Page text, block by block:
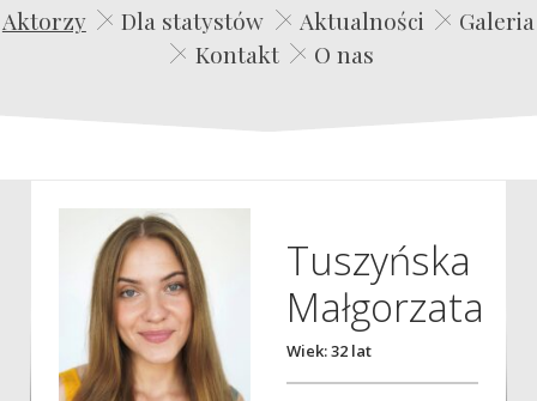
Edwin Film Agencja Aktorska
Aktorzy Dla statystów Aktualności
Galeria
Kontakt
O nas
Tuszyńska
Małgorzata
Wiek: 32 lat